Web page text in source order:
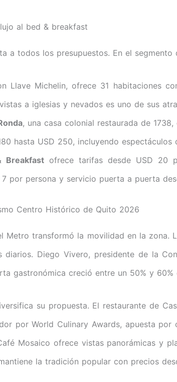
al bed & breakfast
a todos los presupuestos. En el segmento
Llave Michelin, ofrece 31 habitaciones
a iglesias y nevados es uno de sus
, una casa colonial restaurada de
hasta USD 250, incluyendo espectáculos
Breakfast ofrece tarifas desde USD 20
7 por persona y servicio puerta a puerta
Centro Histórico de Quito 2026
Metro transformó la movilidad en la zona.
diarios. Diego Vivero, presidente de la
gastronómica creció entre un 50% y 60%
su propuesta. El restaurante de
por World Culinary Awards, apuesta
Mosaico ofrece vistas panorámicas y
la tradición popular con precios